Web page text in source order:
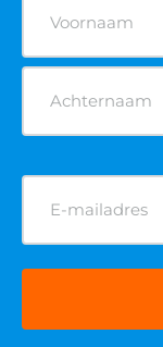
(Vereist)
E-
mailadres
(Vereist)